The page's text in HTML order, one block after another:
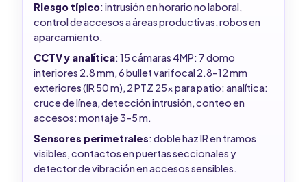
Riesgo típico: intrusión en horario no laboral,
control de accesos a áreas productivas, robos en
aparcamiento.
CCTV y analítica: 15 cámaras 4MP: 7 domo
interiores 2.8 mm, 6 bullet varifocal 2.8–12 mm
exteriores (IR 50 m), 2 PTZ 25x para patio: analítica:
cruce de línea, detección intrusión, conteo en
accesos: montaje 3–5 m.
Sensores perimetrales: doble haz IR en tramos
visibles, contactos en puertas seccionales y
detector de vibración en accesos sensibles.